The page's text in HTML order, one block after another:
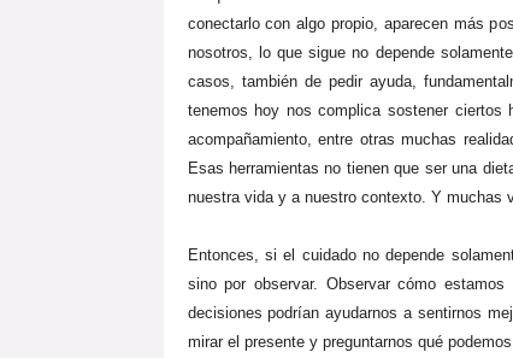
conectarlo con algo propio, aparecen más
nosotros, lo que sigue no depende
casos, también de pedir ayuda,
tenemos hoy nos complica sostener ciertos
acompañamiento, entre otras muchas
Esas herramientas no tienen que ser una
nuestra vida y a nuestro contexto. Y muchas
Entonces, si el cuidado no depende
sino por observar. Observar cómo
decisiones podrían ayudarnos a sentirnos
mirar el presente y preguntarnos qué